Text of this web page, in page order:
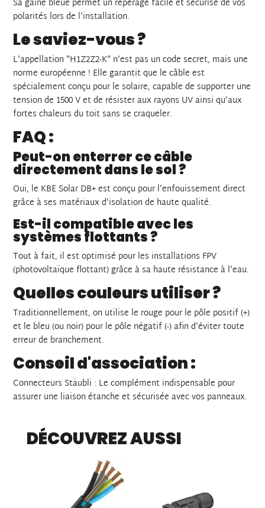
Sa gaine bleue permet un repérage facile et sécurisé de vos
polarités lors de l'installation.
Le saviez-vous ?
L'appellation "H1Z2Z2-K" n'est pas un code secret, mais une
norme européenne ! Elle garantit que le câble est
spécialement conçu pour le solaire, capable de supporter une
tension de 1500 V et de résister aux rayons UV ainsi qu'aux
fortes chaleurs du toit sans se craqueler.
FAQ :
Peut-on enterrer ce câble
directement dans le sol ?
Oui, le KBE Solar DB+ est conçu pour l'enfouissement direct
grâce à ses matériaux d'isolation de haute qualité.
Est-il compatible avec les
systèmes flottants ?
Tout à fait, il est optimisé pour les installations FPV
(photovoltaïque flottant) grâce à sa haute résistance à l'eau.
Quelles couleurs utiliser ?
Traditionnellement, on utilise le rouge pour le pôle positif (+)
et le bleu (ou noir) pour le pôle négatif (-) afin d'éviter toute
erreur de branchement.
Conseil d'association :
Connecteurs Stäubli : Le complément indispensable pour
assurer une liaison étanche et sécurisée avec vos panneaux.
DÉCOUVREZ AUSSI